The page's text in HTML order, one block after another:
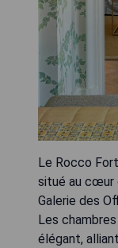
Le Rocco
situé au cœur
Galerie des
Les
élégant,